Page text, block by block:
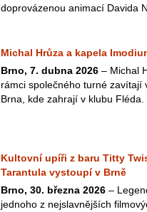
doprovázenou animací Davida
Michal Hrůza a kapela
Brno, 7. dubna 2026 – Michal
rámci společného turné zavítají
Brna, kde zahrají v klubu
Kultovní upíři z baru Titty
Tarantula vystoupí v Brně
Brno, 30. března 2026 –
jednoho z nejslavnějších